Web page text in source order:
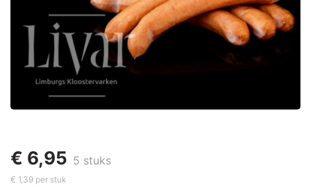
€ 6,95 5 stuks
€ 1,39 per stuk